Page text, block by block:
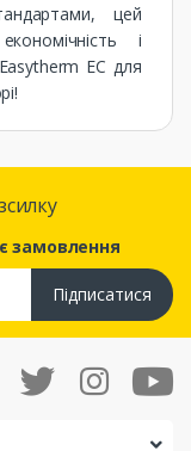
цей
і
EC для
замовлення
Підписатися